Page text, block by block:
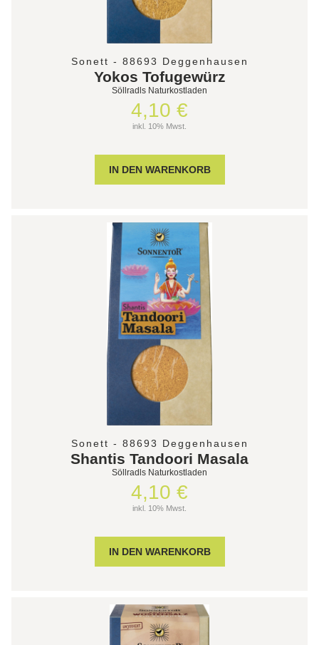
Sonett - 88693 Deggenhausen
Yokos Tofugewürz
Söllradls Naturkostladen
4,10 €
inkl. 10% Mwst.
Sonett - 88693 Deggenhausen
Shantis Tandoori Masala
Söllradls Naturkostladen
4,10 €
inkl. 10% Mwst.